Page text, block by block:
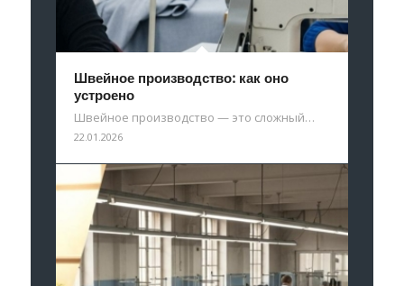
Швейное производство: как оно
устроено
Швейное производство — это сложный…
22.01.2026